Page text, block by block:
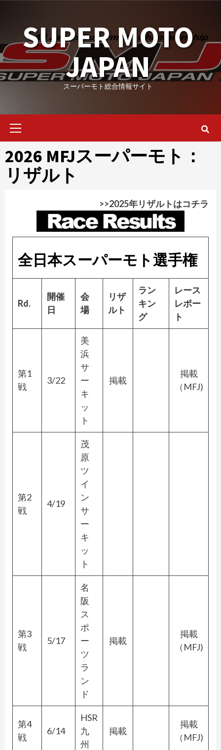
contentSUPER MOTO
JAPAN
スーパーモト総合情報サイト
Primary
2026 MFJスーパーモト：
リザルト
>>2025年リザルトはコチラ
全日本スーパーモト選手権
Rd.
開催
日
会
場
リザ
ルト
ラン
キン
グ
レース
レポー
ト
第1
戦
3/22
美
浜
サ
ー
キ
ッ
ト
掲載
掲載
（MFJ)
第2
戦
4/19
茂
原
ツ
イ
ン
サ
ー
キ
ッ
ト
第3
戦
5/17
名
阪
ス
ポ
ー
ツ
ラ
ン
ド
掲載
掲載
（MFJ)
第4
戦
6/14
HSR
九
州
掲載
掲載
（MFJ)